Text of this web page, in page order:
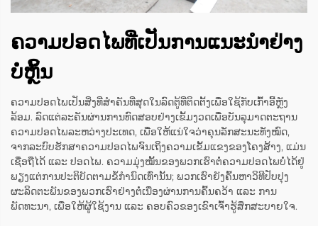
ຄວາມປອດໄພທີ່ເປັນການແນະນຳຢ່າງ
ບໍ່ຫຼິ້ນ
ຄວາມປອດໄພເປັນສິ່ງທີ່ສຳຄັນທີ່ສຸດໃນລົດຕູ້ທີ່ຕິດຕັ້ງເພື່ອໃຊ້ກັບເກົ້າອີ້ຫຼັງ
ລ້ອມ. ລົດແຕ່ລະຄັນຜ່ານການທົດສອບຢ່າງເຂັ້ມງວດເພື່ອບັນລຸມາດຕະຖານ
ຄວາມປອດໄພລະຫວ່າງປະເທດ, ເພື່ອໃຫ້ແນ່ໃຈວ່າຄຸນລັກສະນະທັງໝົດ,
ຈາກລະບົບຮັກສາຄວາມປອດໄພຈົນເຖິງຄວາມເຂັ້ມແຂງຂອງໂຄງສ້າງ, ແມ່ນ
ເຊື່ອຖືໄດ້ ແລະ ປອດໄພ. ຄວາມມຸ່ງໝັ້ນຂອງພວກເຮົາຕໍ່ຄວາມປອດໄພບໍ່ໄດ້ຢູ່
ພຽງແຕ່ການປະຕິບັດຕາມຂໍ້ກຳນົດເທົ່ານັ້ນ; ພວກເຮົາຍັງຄົ້ນຫາວິທີປັບປຸງ
ຜະລິດຕະພັນຂອງພວກເຮົາຢ່າງຕໍ່ເນື່ອງຜ່ານການຄົ້ນຄວ້າ ແລະ ການ
ພັດທະນາ, ເພື່ອໃຫ້ຜູ້ໃຊ້ງານ ແລະ ຄອບຄົວຂອງເຂົາເຈົ້າຮູ້ສຶກສະບາຍໃຈ.